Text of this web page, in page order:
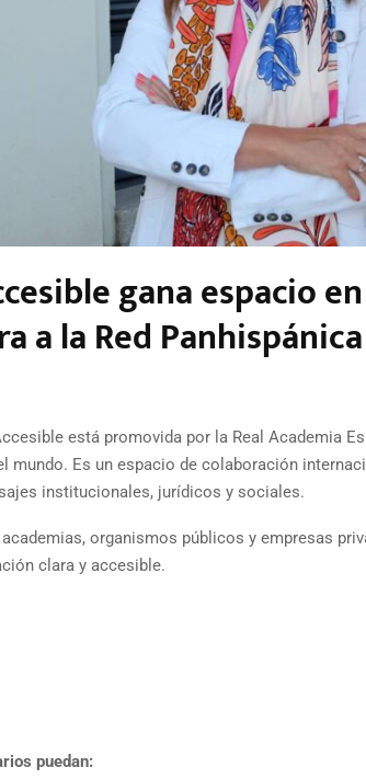
gana espacio
a la Red
está promovida por la Real Academia
mundo. Es un espacio de colaboración
institucionales, jurídicos y sociales.
organismos públicos y empresas
clara y accesible.
puedan: